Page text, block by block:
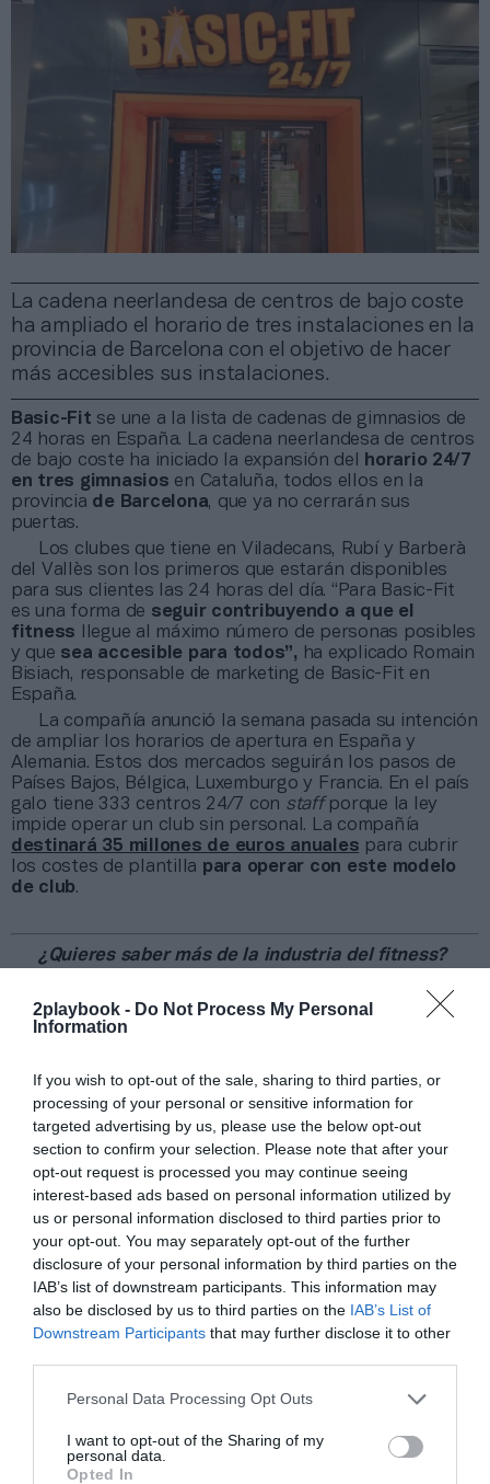
2playbook - Do Not Process My Personal
Information
If you wish to opt-out of the sale, sharing to third parties, or
processing of your personal or sensitive information for
targeted advertising by us, please use the below opt-out
section to confirm your selection. Please note that after your
opt-out request is processed you may continue seeing
interest-based ads based on personal information utilized by
us or personal information disclosed to third parties prior to
your opt-out. You may separately opt-out of the further
disclosure of your personal information by third parties on the
IAB’s list of downstream participants. This information may
also be disclosed by us to third parties on the IAB’s List of
Downstream Participants that may further disclose it to other
Personal Data Processing Opt Outs
I want to opt-out of the Sharing of my
personal data.
Opted In
Índex2P
Basic-Fit
La cadena neerlandesa de centros de bajo coste
ha ampliado el horario de tres instalaciones en la
provincia de Barcelona con el objetivo de hacer
más accesibles sus instalaciones.
Basic-Fit se une a la lista de cadenas de gimnasios de
24 horas en España. La cadena neerlandesa de centros
de bajo coste ha iniciado la expansión del
horario 24/7
en tres gimnasios en Cataluña, todos ellos en la
provincia de Barcelona, que ya no cerrarán sus
puertas.
Los clubes que tiene en Viladecans, Rubí y Barberà
del Vallès son los primeros que estarán disponibles
para sus clientes las 24 horas del día. “Para Basic-Fit
es una forma de seguir contribuyendo a que el
fitness llegue al máximo número de personas posibles
y que sea accesible para todos”, ha explicado Romain
Bisiach, responsable de marketing de Basic-Fit en
España.
La compañía anunció la semana pasada su intención
de ampliar los horarios de apertura en España y
Alemania. Estos dos mercados seguirán los pasos de
Países Bajos, Bélgica, Luxemburgo y Francia. En el país
galo tiene 333 centros 24/7 con staff porque la ley
impide operar un club sin personal. La compañía
destinará 35 millones de euros anuales para cubrir
los costes de plantilla para operar con este modelo
de club.
¿Quieres saber más de la industria del fitness?
especializada en fitness y escuchando elpodcast
, en el
que encontrarás entrevistas a profesionales del sector y
suscribirte al boletín quincenal marcando PRO Fitness a
través deeste enlace.
Añadir2Playbookcomo fuente preferida de Google
de forma gratuita
Mantente informado con las últimas noticias de actualidad.
ACTIVAR AHORA
Compartir